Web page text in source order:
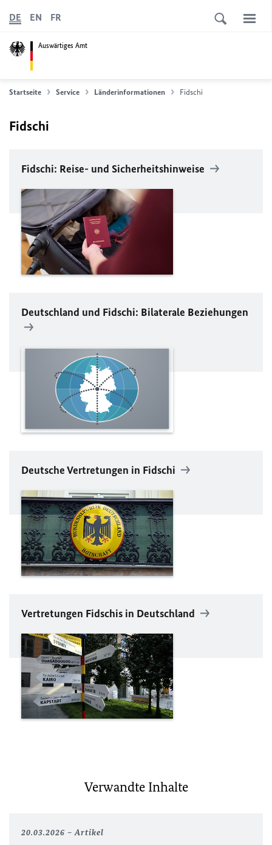
Auswärtiges Amt
DE EN FR
Startseite Service Länderinformationen Fidschi
Fidschi
Fidschi: Reise- und Sicherheitshinweise
Deutschland und Fidschi: Bilaterale Beziehungen
Deutsche Vertretungen in Fidschi
Vertretungen Fidschis in Deutschland
Verwandte Inhalte
20.03.2026 Artikel